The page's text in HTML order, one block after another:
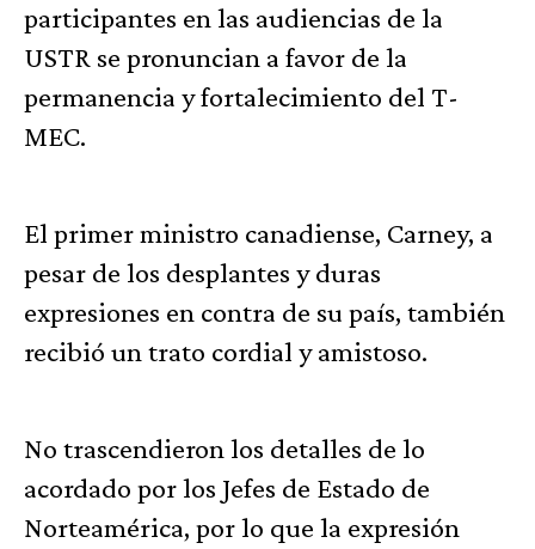
participantes en las audiencias de la
USTR se pronuncian a favor de la
permanencia y fortalecimiento del T-
MEC.
El primer ministro canadiense, Carney, a
pesar de los desplantes y duras
expresiones en contra de su país, también
recibió un trato cordial y amistoso.
No trascendieron los detalles de lo
acordado por los Jefes de Estado de
Norteamérica, por lo que la expresión